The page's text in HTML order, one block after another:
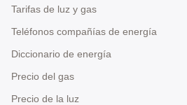
Tarifas de luz y gas
Teléfonos compañías de energía
Diccionario de energía
Precio del gas
Precio de la luz